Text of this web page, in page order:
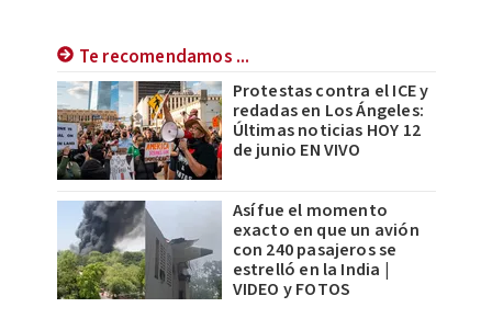
Te recomendamos ...
Protestas contra el ICE y
redadas en Los Ángeles:
Últimas noticias HOY 12
de junio EN VIVO
Así fue el momento
exacto en que un avión
con 240 pasajeros se
estrelló en la India |
VIDEO y FOTOS